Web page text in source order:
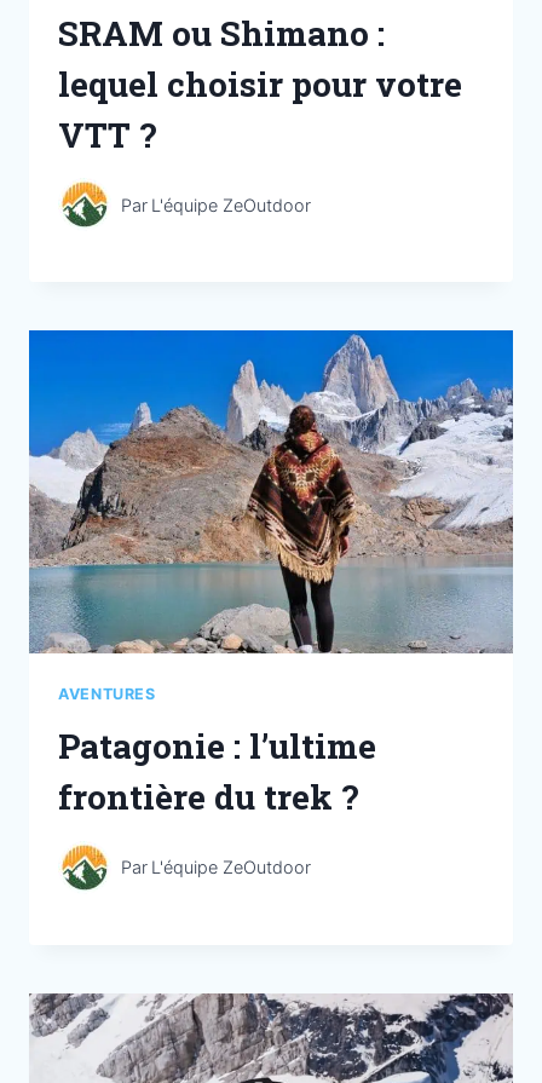
SRAM ou Shimano :
lequel choisir pour votre
VTT ?
Par L'équipe ZeOutdoor
AVENTURES
Patagonie : l’ultime
frontière du trek ?
Par L'équipe ZeOutdoor